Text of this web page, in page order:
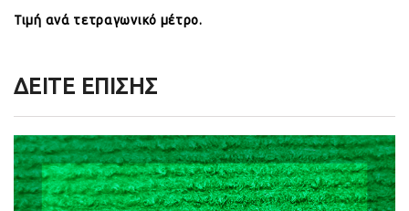
Τιμή ανά τετραγωνικό μέτρο.
ΔΕΊΤΕ ΕΠΊΣΗΣ